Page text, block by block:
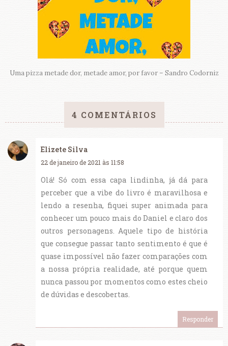
Uma pizza metade dor, metade amor, por favor – Sandro Codorniz
4 COMENTÁRIOS
Elizete Silva
22 de janeiro de 2021 às 11:58
Olá! Só com essa capa lindinha, já dá para
perceber que a vibe do livro é maravilhosa e
lendo a resenha, fiquei super animada para
conhecer um pouco mais do Daniel e claro dos
outros personagens. Aquele tipo de história
que consegue passar tanto sentimento é que é
quase impossível não fazer comparações com
a nossa própria realidade, até porque quem
nunca passou por momentos como estes cheio
de dúvidas e descobertas.
Responder